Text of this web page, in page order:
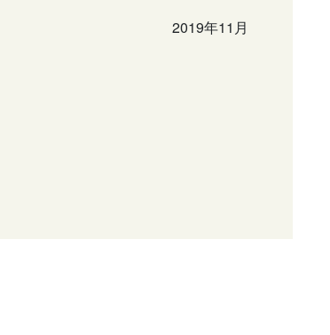
2019年11月